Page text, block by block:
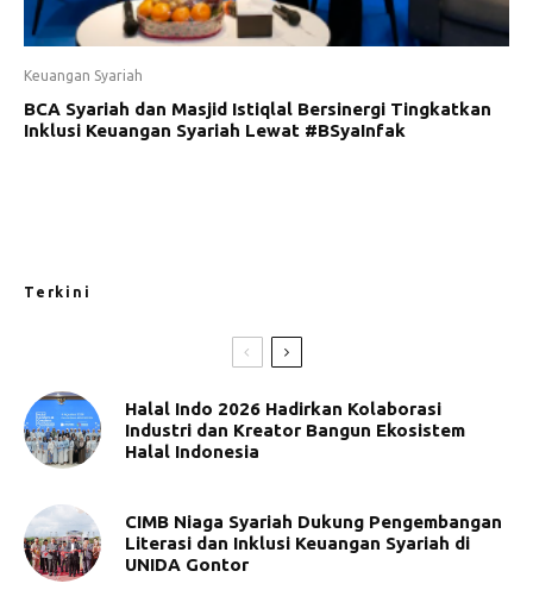
Keuangan Syariah
BCA Syariah dan Masjid Istiqlal Bersinergi Tingkatkan
Inklusi Keuangan Syariah Lewat #BSyaInfak
Terkini
Halal Indo 2026 Hadirkan Kolaborasi
Industri dan Kreator Bangun Ekosistem
Halal Indonesia
CIMB Niaga Syariah Dukung Pengembangan
Literasi dan Inklusi Keuangan Syariah di
UNIDA Gontor